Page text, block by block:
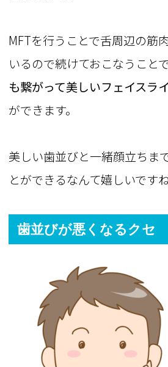
MFTを行うことで舌周辺の筋
いるので続けておこなうこと
も繋がって美しいフェイスラ
ができます。
美しい歯並びと一緒顔立ちま
とができるなんて嬉しいですね
歯並びが悪くなるクセ